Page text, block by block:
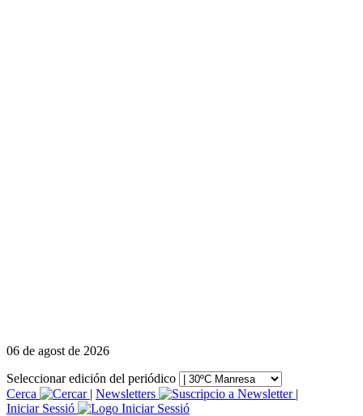
06 de agost de 2026
Seleccionar edición del periódico
Cerca
| Newsletters
|
Iniciar Sessió